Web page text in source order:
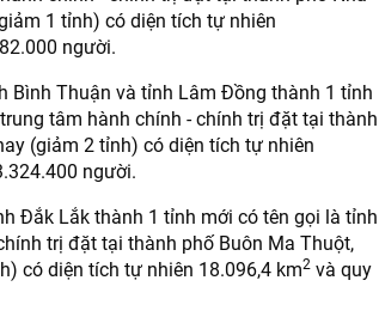
1 tỉnh) có diện tích tự nhiên
người.
Bình Thuận và tỉnh Lâm Đồng thành 1 tỉnh
tâm hành chính - chính trị đặt tại thành
(giảm 2 tỉnh) có diện tích tự nhiên
người.
Đắk Lắk thành 1 tỉnh mới có tên gọi là tỉnh
trị đặt tại thành phố Buôn Ma Thuột,
có diện tích tự nhiên 18.096,4 km2và quy